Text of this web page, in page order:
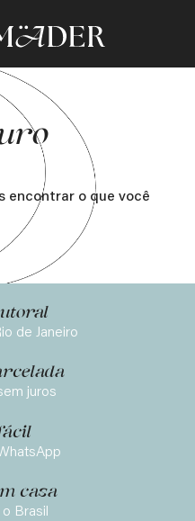
encontrar o que você
de Janeiro
juros
casa
Brasil